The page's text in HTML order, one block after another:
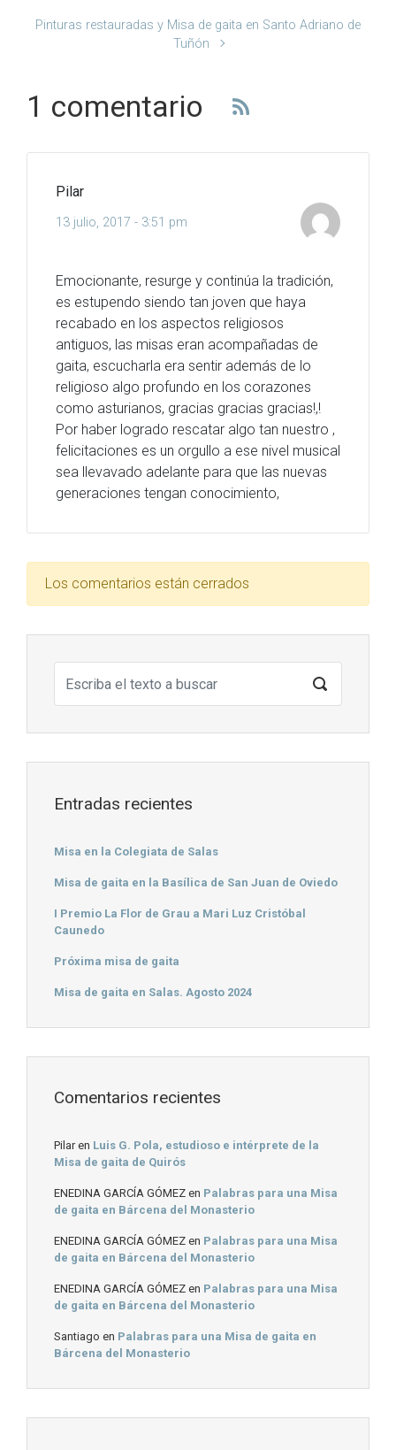
Pinturas restauradas y Misa de gaita en Santo Adriano de
Tuñón
1 comentario
Pilar
13 julio, 2017 - 3:51 pm
Emocionante, resurge y continúa la tradición,
es estupendo siendo tan joven que haya
recabado en los aspectos religiosos
antiguos, las misas eran acompañadas de
gaita, escucharla era sentir además de lo
religioso algo profundo en los corazones
como asturianos, gracias gracias gracias!,!
Por haber logrado rescatar algo tan nuestro ,
felicitaciones es un orgullo a ese nivel musical
sea llevavado adelante para que las nuevas
generaciones tengan conocimiento,
Los comentarios están cerrados
Entradas recientes
Misa en la Colegiata de Salas
Misa de gaita en la Basílica de San Juan de Oviedo
I Premio La Flor de Grau a Mari Luz Cristóbal
Caunedo
Próxima misa de gaita
Misa de gaita en Salas. Agosto 2024
Comentarios recientes
Pilaren Luis G. Pola, estudioso e intérprete de la
Misa de gaita de Quirós
ENEDINA GARCÍA GÓMEZ en Palabras para una Misa
de gaita en Bárcena del Monasterio
ENEDINA GARCÍA GÓMEZ en Palabras para una Misa
de gaita en Bárcena del Monasterio
ENEDINA GARCÍA GÓMEZ en Palabras para una Misa
de gaita en Bárcena del Monasterio
Santiago en Palabras para una Misa de gaita en
Bárcena del Monasterio